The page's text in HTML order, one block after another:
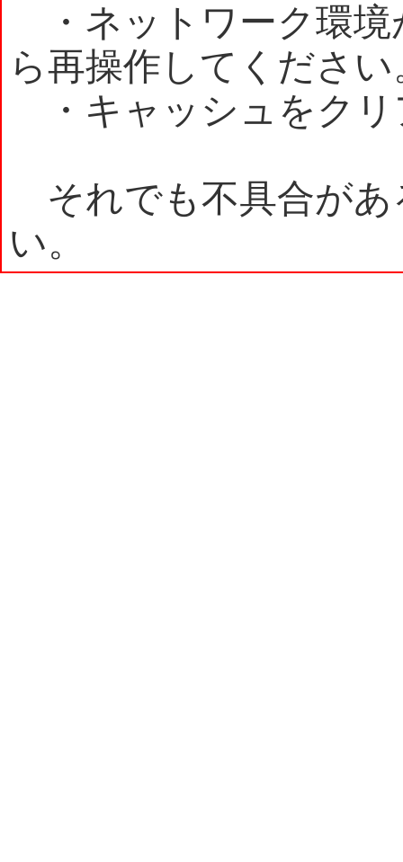
・ネットワーク環境
ら再操作してください
・キャッシュをクリ
それでも不具合があ
い。